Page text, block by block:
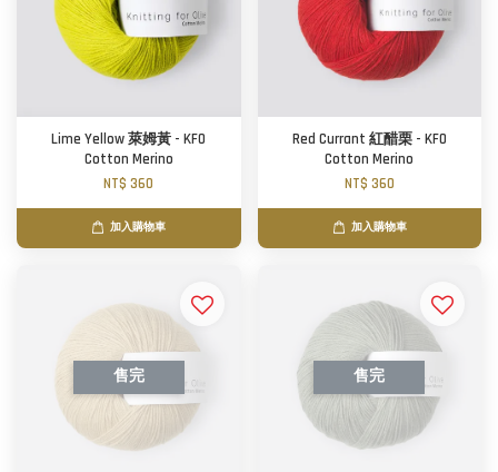
Lime Yellow 萊姆黃 - KFO
Cotton Merino
NT$ 360
加入購物車
Red Currant 紅醋栗 - KFO
Cotton Merino
NT$ 360
加入購物車
售完 售完